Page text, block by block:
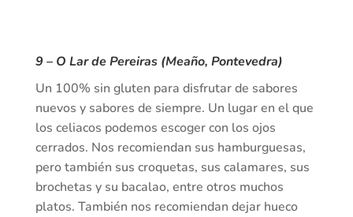
9 – O Lar de Pereiras (Meaño, Pontevedra)
Un 100% sin gluten para disfrutar de sabores
nuevos y sabores de siempre. Un lugar en el que
los celiacos podemos escoger con los ojos
cerrados. Nos recomiendan sus hamburguesas,
pero también sus croquetas, sus calamares, sus
brochetas y su bacalao, entre otros muchos
platos. También nos recomiendan dejar hueco